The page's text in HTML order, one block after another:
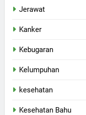
Jerawat
Kanker
Kebugaran
Kelumpuhan
kesehatan
Kesehatan Bahu